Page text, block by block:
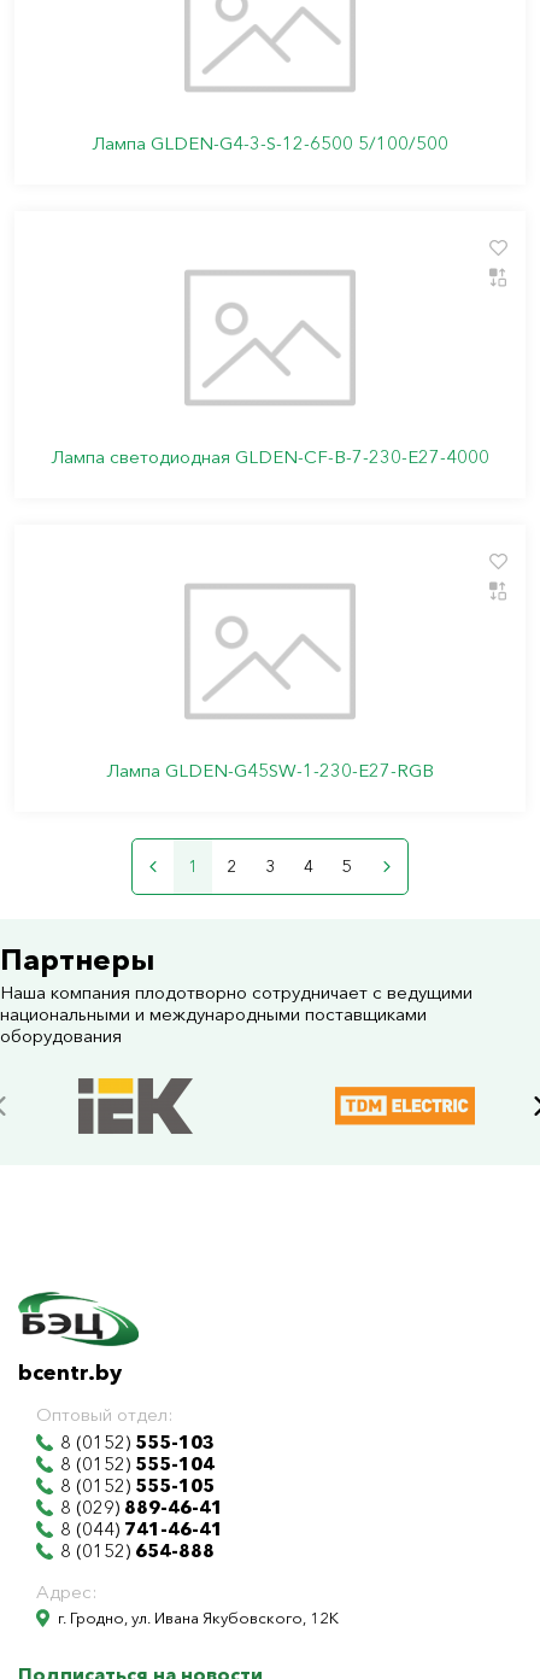
Лампа GLDEN-G4-3-S-12-6500 5/100/500
Лампа светодиодная GLDEN-CF-B-7-230-E27-4000
Лампа GLDEN-G45SW-1-230-E27-RGB
1 2 3 4 5
Партнеры
Наша компания плодотворно сотрудничает с ведущими
национальными и международными поставщиками
оборудования
bcentr.by
Оптовый отдел:
8 (0152) 555-103
8 (0152) 555-104
8 (0152) 555-105
8 (029) 889-46-41
8 (044) 741-46-41
8 (0152) 654-888
Адрес:
г. Гродно, ул. Ивана Якубовского, 12К